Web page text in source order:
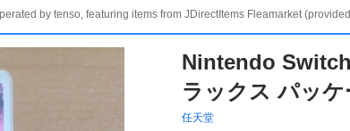
by tenso, featuring items from JDirectItems Fleamarket
Nintendo
ラックス パッケ
任天堂